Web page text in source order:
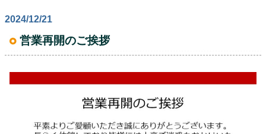
2024/12/21
営業再開のご挨拶